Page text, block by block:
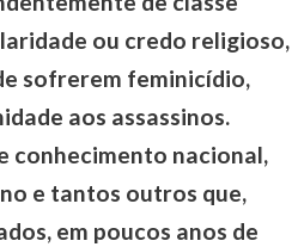
ou credo religioso,
sofrerem feminicídio,
aos assassinos.
conhecimento nacional,
e tantos outros que,
em poucos anos de